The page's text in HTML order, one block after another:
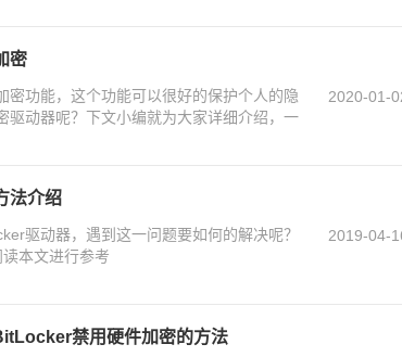
密
功能，这个功能可以很好的保护个人的隐
动器呢？下文小编就为大家详细介绍，一
2020-01-
法介绍
驱动器，遇到这一问题要如何的解决呢？
本文进行参考
2019-04-
禁用硬件加密的方法